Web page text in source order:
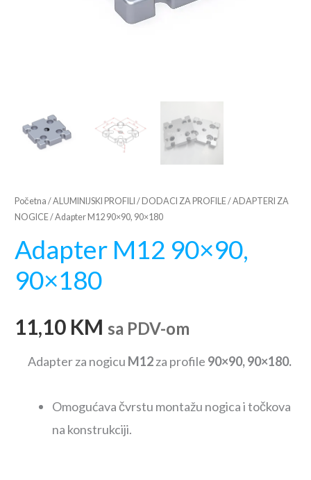
Početna /ALUMINIJSKI PROFILI / DODACI ZA PROFILE/ADAPTERI ZA
NOGICE/ Adapter M12 90×90, 90×180
Adapter M12 90×90,
90×180
11,10 KM sa PDV-om
Adapter za nogicu M12za profile 90×90, 90×180.
Omogućava čvrstu montažu nogica i točkova
na konstrukciji.